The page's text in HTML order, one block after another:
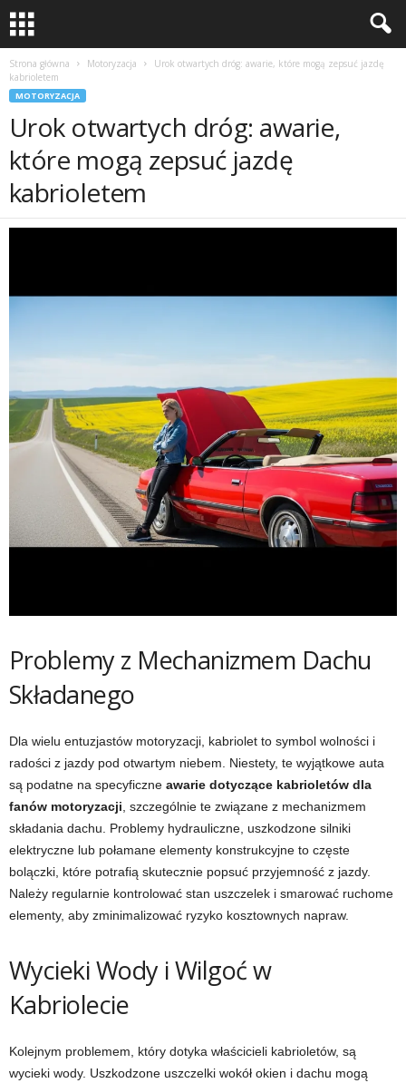
Strona główna Motoryzacja
Urok otwartych dróg: awarie, które mogą zepsuć jazdę
kabrioletem
MOTORYZACJA
Urok otwartych dróg: awarie,
które mogą zepsuć jazdę
kabrioletem
Problemy z Mechanizmem Dachu
Składanego
Dla wielu entuzjastów motoryzacji, kabriolet to symbol wolności i
radości z jazdy pod otwartym niebem. Niestety, te wyjątkowe auta
są podatne na specyficzne awarie dotyczące kabrioletów dla
fanów motoryzacji , szczególnie te związane z mechanizmem
składania dachu. Problemy hydrauliczne, uszkodzone silniki
elektryczne lub połamane elementy konstrukcyjne to częste
bolączki, które potrafią skutecznie popsuć przyjemność z jazdy.
Należy regularnie kontrolować stan uszczelek i smarować ruchome
elementy, aby zminimalizować ryzyko kosztownych napraw.
Wycieki Wody i Wilgoć w
Kabriolecie
Kolejnym problemem, który dotyka właścicieli kabrioletów, są
wycieki wody. Uszkodzone uszczelki wokół okien i dachu mogą